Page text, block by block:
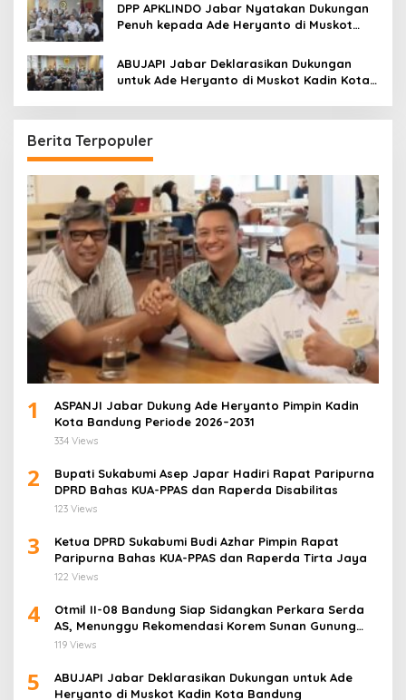
DPP APKLINDO Jabar Nyatakan Dukungan
Penuh kepada Ade Heryanto di Muskot
ABUJAPI Jabar Deklarasikan Dukungan
untuk Ade Heryanto di Muskot Kadin Kota
Berita Terpopuler
1
ASPANJI Jabar Dukung Ade Heryanto Pimpin Kadin
Kota Bandung Periode 2026–2031
334 Views
2
Bupati Sukabumi Asep Japar Hadiri Rapat Paripurna
DPRD Bahas KUA-PPAS dan Raperda Disabilitas
123 Views
3
Ketua DPRD Sukabumi Budi Azhar Pimpin Rapat
Paripurna Bahas KUA-PPAS dan Raperda Tirta Jaya
122 Views
4
Otmil II-08 Bandung Siap Sidangkan Perkara Serda
AS, Menunggu Rekomendasi Korem Sunan Gunung
Jati Cirebon
119 Views
5
ABUJAPI Jabar Deklarasikan Dukungan untuk Ade
Heryanto di Muskot Kadin Kota Bandung